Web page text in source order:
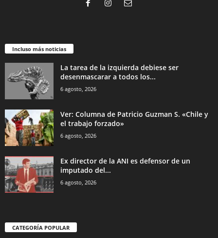
Incluso más noticias
La tarea de la izquierda debiese ser
desenmascarar a todos los...
6 agosto, 2026
Ver: Columna de Patricio Guzman S. «Chile y
el trabajo forzado»
6 agosto, 2026
Ex director de la ANI es defensor de un
imputado del...
6 agosto, 2026
CATEGORÍA POPULAR